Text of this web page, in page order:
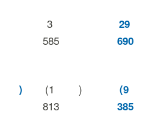
3
585
29
690
)
(1
813
)
(9
385